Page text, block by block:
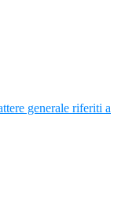
generale riferiti a